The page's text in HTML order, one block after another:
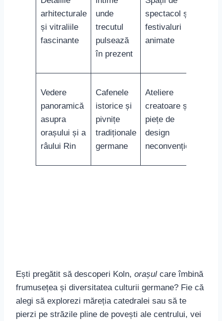
arhitecturale
și vitraliile
fascinante
unde
trecutul
pulsează
în prezent
spectacol și
festivaluri
animate
Vedere
panoramică
asupra
orașului și a
râului Rin
Cafenele
istorice și
pivnițe
tradiționale
germane
Ateliere
creatoare și
piețe de
design
neconvențional
Ești pregătit să descoperi Koln, orașul care îmbină
frumusețea și diversitatea culturii germane? Fie că
alegi să explorezi măreția catedralei sau să te
pierzi pe străzile pline de povești ale centrului, vei